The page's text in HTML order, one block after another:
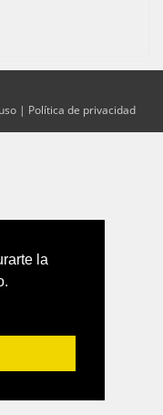
la
| Política de privacidad